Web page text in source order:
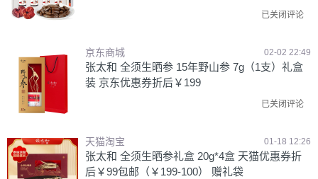
已关闭评论
京东商城 02-02 22:49
张太和 全须生晒参 15年野山参 7g（1支）礼盒
装 京东优惠券折后￥199
已关闭评论
天猫淘宝 01-18 12:26
张太和 全须生晒参礼盒 20g*4盒 天猫优惠券折
后￥99包邮（￥199-100） 赠礼袋